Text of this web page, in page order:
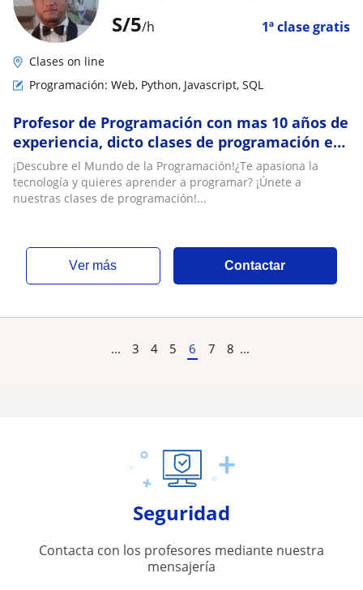
S/5/h 1ª clase gratis
Clases on line
Programación: Web, Python, Javascript, SQL
Profesor de Programación con mas 10 años de
experiencia, dicto clases de programación en
el nivel básico, intermedio y avanzado
¡Descubre el Mundo de la Programación!¿Te apasiona la
tecnología y quieres aprender a programar? ¡Únete a
nuestras clases de programación!...
ver más Contactar
... 3 4 5 6 7 8 ...
Seguridad
Contacta con los profesores mediante nuestra
mensajería